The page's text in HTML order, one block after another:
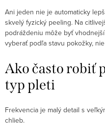
Ani jeden nie je automaticky
skvelý fyzický peeling. Na
podráždeniu môže byť
vyberať podľa stavu pokožky,
Ako často robiť
typ pleti
Frekvencia je malý detail s
chlieb.